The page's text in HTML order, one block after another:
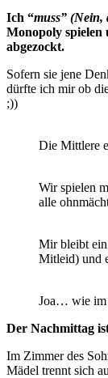
Ich “muss” (Nein,
Monopoly spielen
abgezockt.
Sofern sie jene
dürfte ich mir ob
;))
Die Mittlere
Wir spielen
alle
Mir bleibt ein
Mitleid) und
Joa… wie im
Der Nachmittag
Im Zimmer des
Mädel trennt sich